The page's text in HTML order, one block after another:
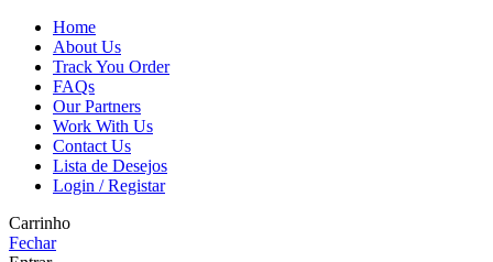
Home
About Us
Track You Order
FAQs
Our Partners
Work With Us
Contact Us
Lista de Desejos
Login / Registar
Carrinho
Fechar